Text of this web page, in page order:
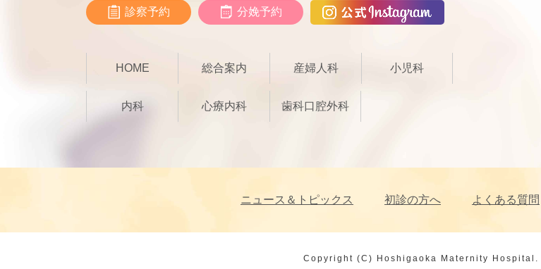
診察予約 分娩予約
HOME 総合案内 産婦人科 小児科
内科 心療内科 歯科口腔外科
ニュース＆トピックス 初診の方へ よくある質問
Copyright (C) Hoshigaoka Maternity Hospital.